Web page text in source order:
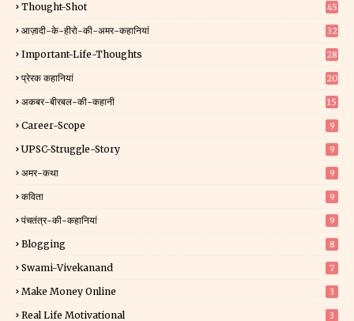
Thought-Shot 45
आज़ादी-के-हीरो-की-अमर-कहानियां 32
Important-Life-Thoughts 28
प्रेरक कहानियां 20
अकबर-बीरबल-की-कहानी 15
Career-Scope 9
UPSC-Struggle-Story 9
अमर-कथा 9
कविता 9
पंचतंत्र-की-कहानियां 9
Blogging 8
Swami-Vivekanand 7
Make Money Online 3
Real Life Motivational 3